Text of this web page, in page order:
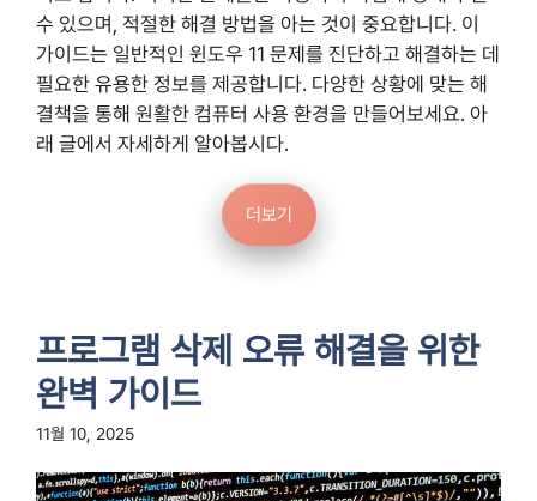
수 있으며, 적절한 해결 방법을 아는 것이 중요합니다. 이
가이드는 일반적인 윈도우 11 문제를 진단하고 해결하는 데
필요한 유용한 정보를 제공합니다. 다양한 상황에 맞는 해
결책을 통해 원활한 컴퓨터 사용 환경을 만들어보세요. 아
래 글에서 자세하게 알아봅시다.
더보기
프로그램 삭제 오류 해결을 위한
완벽 가이드
11월 10, 2025